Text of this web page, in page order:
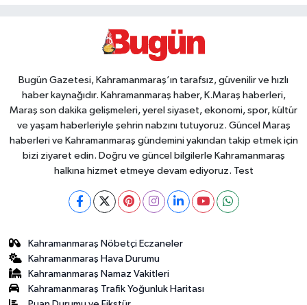
Bugün Gazetesi, Kahramanmaraş’ın tarafsız, güvenilir ve hızlı
haber kaynağıdır. Kahramanmaraş haber, K.Maraş haberleri,
Maraş son dakika gelişmeleri, yerel siyaset, ekonomi, spor, kültür
ve yaşam haberleriyle şehrin nabzını tutuyoruz. Güncel Maraş
haberleri ve Kahramanmaraş gündemini yakından takip etmek için
bizi ziyaret edin. Doğru ve güncel bilgilerle Kahramanmaraş
halkına hizmet etmeye devam ediyoruz. Test
Kahramanmaraş Nöbetçi Eczaneler
Kahramanmaraş Hava Durumu
Kahramanmaraş Namaz Vakitleri
Kahramanmaraş Trafik Yoğunluk Haritası